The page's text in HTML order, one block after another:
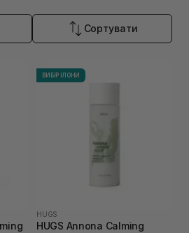
Сортувати
ВИБІР ІЛОНИ
HUGS
HUGS Annona Calming